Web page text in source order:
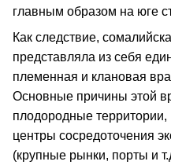
главным образом на юге
Как следствие,
представляла из себя
племенная и клановая
Основные причины этой
плодородные
центры сосредоточения
(крупные рынки, порты и